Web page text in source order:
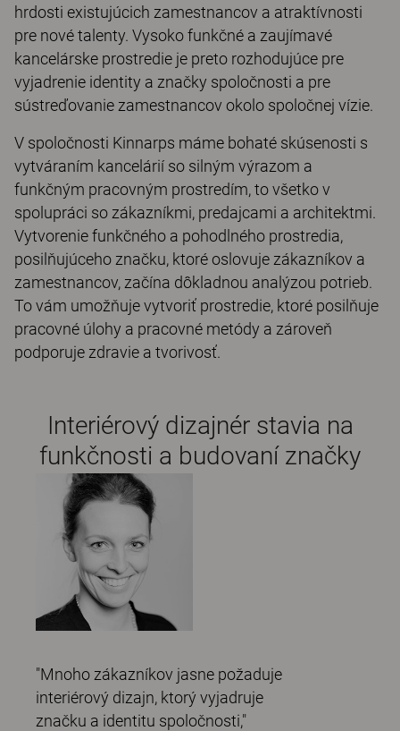
hrdosti existujúcich zamestnancov a atraktívnosti
pre nové talenty. Vysoko funkčné a zaujímavé
kancelárske prostredie je preto rozhodujúce pre
vyjadrenie identity a značky spoločnosti a pre
sústreďovanie zamestnancov okolo spoločnej vízie.
V spoločnosti Kinnarps máme bohaté skúsenosti s
vytváraním kancelárií so silným výrazom a
funkčným pracovným prostredím, to všetko v
spolupráci so zákazníkmi, predajcami a architektmi.
Vytvorenie funkčného a pohodlného prostredia,
posilňujúceho značku, ktoré oslovuje zákazníkov a
zamestnancov, začína dôkladnou analýzou potrieb.
To vám umožňuje vytvoriť prostredie, ktoré posilňuje
pracovné úlohy a pracovné metódy a zároveň
podporuje zdravie a tvorivosť.
Interiérový dizajnér stavia na
funkčnosti a budovaní značky
"Mnoho zákazníkov jasne požaduje
interiérový dizajn, ktorý vyjadruje
značku a identitu spoločnosti,"